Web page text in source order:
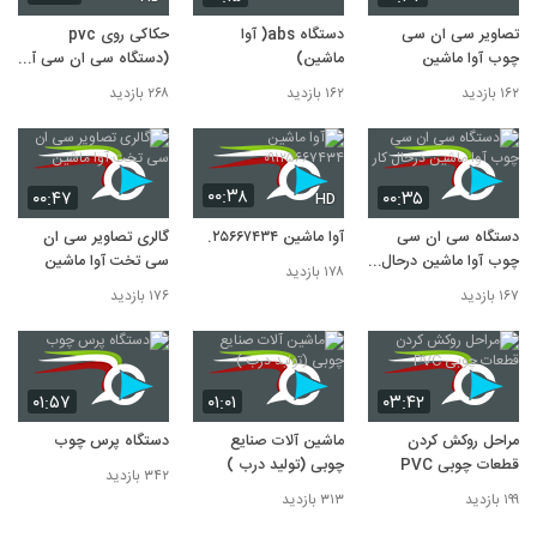
تصاویر سی ان سی
چوب آوا ماشین
۱۶۲ بازدید
دستگاه abs( آوا
ماشین)
۱۶۲ بازدید
حکاکی روی pvc
(دستگاه سی ان سی آوا
ماشین)
۲۶۸ بازدید
۰۰:۳۵
دستگاه سی ان سی
چوب آوا ماشین درحال
کار
۱۶۷ بازدید
۰۰:۳۸ HD
۱۷۸ بازدید
۰۰:۴۷
گالری تصاویر سی ان
سی تخت آوا ماشین
۱۷۶ بازدید
۰۳:۴۲
مراحل روکش کردن
قطعات چوبی PVC
۱۹۹ بازدید
۰۱:۰۱
ماشین آلات صنایع
چوبی (تولید درب )
۳۱۳ بازدید
۰۱:۵۷
دستگاه پرس چوب
۳۴۲ بازدید